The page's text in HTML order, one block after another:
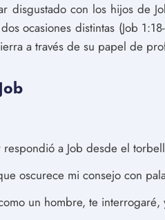
disgustado con los hijos de
ocasiones distintas (Job
a través de su papel de
respondió a Job desde el
oscurece mi consejo con
un hombre, te interrogaré,